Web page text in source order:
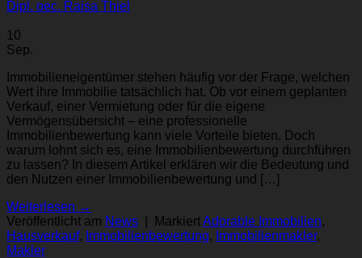
Dipl. oec. Raisa Thiel
10
Sep.
Immobilieneigentümer stehen häufig vor der Frage, welchen
Wert ihre Immobilie tatsächlich hat. Ob vor einem geplanten
Verkauf, einer Vermietung oder für die eigene
Vermögensübersicht – eine professionelle
Immobilienbewertung kann viele Vorteile bieten. Doch
warum lohnt sich es, eine Immobilienbewertung durchführen
zu lassen? In diesem Artikel erklären wir die Bedeutung und
den Nutzen einer Immobilienbewertung und […]
Weiterlesen →
Veröffentlicht am News MarkiertAdorable Immobilien,
Hausverkauf, Immobilienbewertung, Immobilienmakler,
Makler